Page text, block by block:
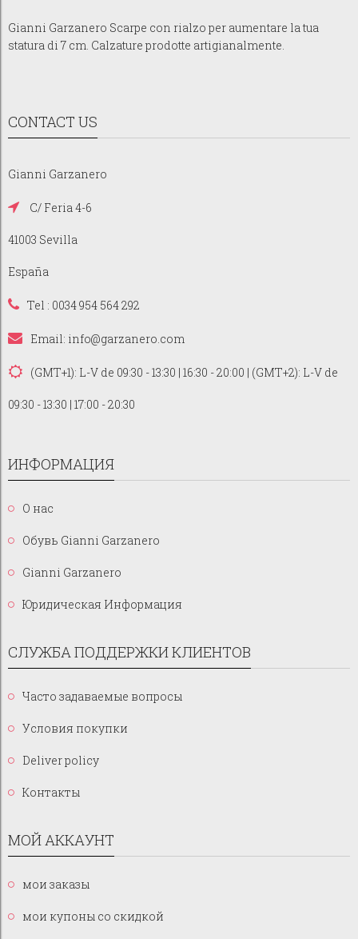
Gianni Garzanero Scarpe con rialzo per aumentare la tua
statura di 7 cm. Calzature prodotte artigianalmente.
CONTACT US
Gianni Garzanero
C/ Feria 4-6
41003 Sevilla
España
Tel : 0034 954 564 292
Email: info@garzanero.com
(GMT+1): L-V de 09:30 - 13:30 | 16:30 - 20:00 | (GMT+2): L-V de
09:30 - 13:30 | 17:00 - 20:30
ИНФОРМАЦИЯ
О нас
Обувь Gianni Garzanero
Gianni Garzanero
Юридическая Информация
СЛУЖБА ПОДДЕРЖКИ КЛИЕНТОВ
Часто задаваемые вопросы
Условия покупки
Deliver policy
Контакты
МОЙ АККАУНТ
мои заказы
мои купоны со скидкой